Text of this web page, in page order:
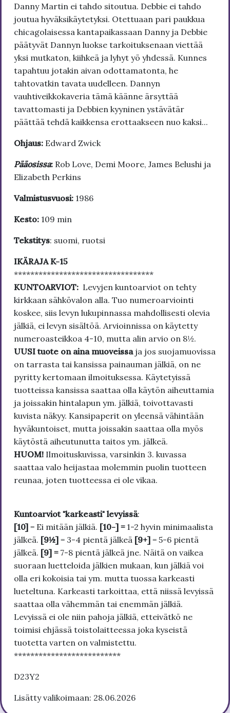
Danny Martin ei tahdo sitoutua. Debbie ei tahdo
joutua hyväksikäytetyksi. Otettuaan pari paukkua
chicagolaisessa kantapaikassaan Danny ja Debbie
päätyvät Dannyn luokse tarkoituksenaan viettää
yksi mutkaton, kiihkeä ja lyhyt yö yhdessä. Kunnes
tapahtuu jotakin aivan odottamatonta, he
tahtovatkin tavata uudelleen. Dannyn
vauhtiveikkokaveria tämä käänne ärsyttää
tavattomasti ja Debbien kyyninen ystävätär
päättää tehdä kaikkensa erottaakseen nuo kaksi...
Ohjaus: Edward Zwick
Pääosissa: Rob Love, Demi Moore, James Belushi ja
Elizabeth Perkins
Valmistusvuosi: 1986
Kesto: 109 min
Tekstitys: suomi, ruotsi
IKÄRAJA K-15
**********************************
KUNTOARVIOT: Levyjen kuntoarviot on tehty
kirkkaan sähkövalon alla. Tuo numeroarviointi
koskee, siis levyn lukupinnassa mahdollisesti olevia
jälkiä, ei levyn sisältöä. Arvioinnissa on käytetty
numeroasteikkoa 4-10, mutta alin arvio on 8½.
UUSI tuote on aina muoveissa ja jos suojamuovissa
on tarrasta tai kansissa painauman jälkiä, on ne
pyritty kertomaan ilmoituksessa. Käytetyissä
tuotteissa kansissa saattaa olla käytön aiheuttamia
ja joissakin hintalapun ym. jälkiä, toivottavasti
kuvista näkyy. Kansipaperit on yleensä vähintään
hyväkuntoiset, mutta joissakin saattaa olla myös
käytöstä aiheutunutta taitos ym. jälkeä.
HUOM! Ilmoituskuvissa, varsinkin 3. kuvassa
saattaa valo heijastaa molemmin puolin tuotteen
reunaa, joten tuotteessa ei ole vikaa.
Kuntoarviot "karkeasti" levyissä:
[10] = Ei mitään jälkiä. [10-] = 1-2 hyvin minimaalista
jälkeä. [9½] = 3-4 pientä jälkeä [9+] = 5-6 pientä
jälkeä. [9] = 7-8 pientä jälkeä jne. Näitä on vaikea
suoraan luetteloida jälkien mukaan, kun jälkiä voi
olla eri kokoisia tai ym. mutta tuossa karkeasti
lueteltuna. Karkeasti tarkoittaa, että niissä levyissä
saattaa olla vähemmän tai enemmän jälkiä.
Levyissä ei ole niin pahoja jälkiä, etteivätkö ne
toimisi ehjässä toistolaitteessa joka kyseistä
tuotetta varten on valmistettu.
**************************
D23Y2
Lisätty valikoimaan: 28.06.2026